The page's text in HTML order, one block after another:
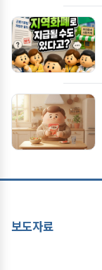
보도자료